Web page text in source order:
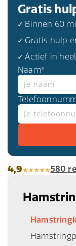
Gratis
✓ Binnen 60
✓ Gratis hulp
✓ Actief in
Naam*
4,9 580